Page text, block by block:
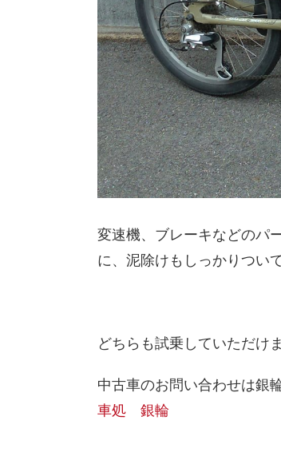
変速機、ブレーキなどのパ
に、泥除けもしっかりつい
どちらも試乗していただけ
中古車のお問い合わせは銀
車処 銀輪